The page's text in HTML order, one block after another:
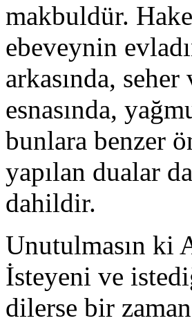
makbuldür.
ebeveynin
arkasında,
esnasında,
bunlara benzer
yapılan dualar
dahildir.
Unutulmasın ki
İsteyeni ve
dilerse bir